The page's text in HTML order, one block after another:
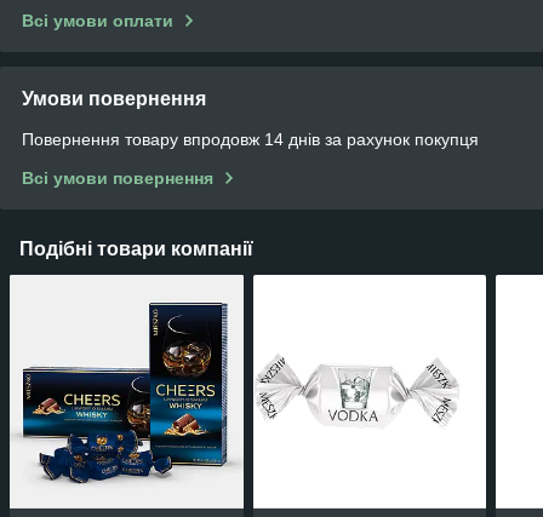
Всі умови оплати
Умови повернення
Повернення товару впродовж 14 днів за рахунок покупця
Всі умови повернення
Подібні товари компанії